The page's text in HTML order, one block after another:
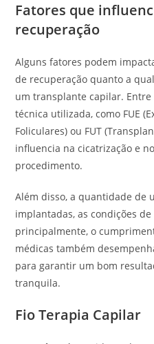
Fatores que
recuperação
Alguns fatores podem
de recuperação quanto a
um transplante capilar. Entre
técnica utilizada, como FUE
Foliculares) ou FUT
influencia na cicatrização e
procedimento.
Além disso, a quantidade de
implantadas, as condições
principalmente, o
médicas também
para garantir um bom
tranquila.
Fio Terapia Capilar